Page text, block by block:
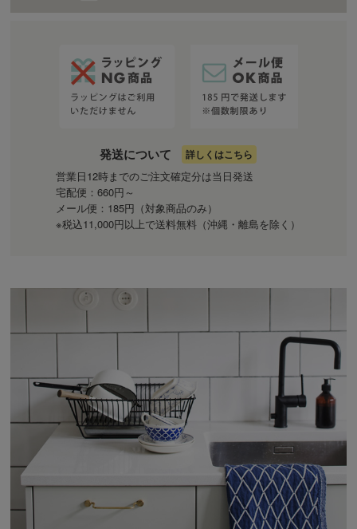
発送について 詳しくはこちら
営業日12時までのご注文確定分は当日発送
宅配便：660円～
メール便：185円（対象商品のみ）
※税込11,000円以上で送料無料（沖縄・離島を除く）